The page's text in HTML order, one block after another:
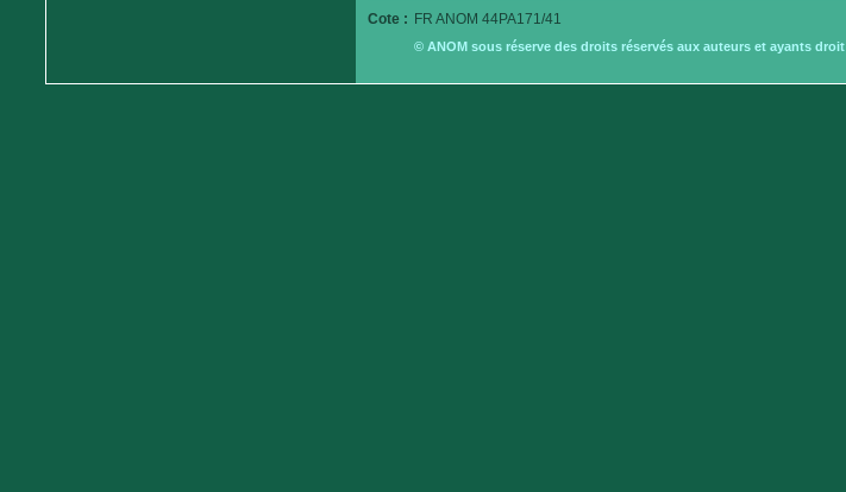
Cote : FR ANOM 44PA171/41
© ANOM sous réserve des droits réservés aux auteurs et ayants droit